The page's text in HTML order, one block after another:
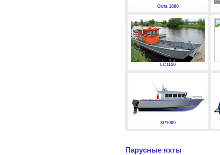
Охта 1800
LC1150
XP1000
Парусные яхты